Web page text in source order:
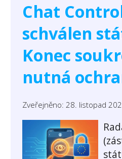
Chat
schválen
Konec
nutná
Zveřejněno: 28. listopad